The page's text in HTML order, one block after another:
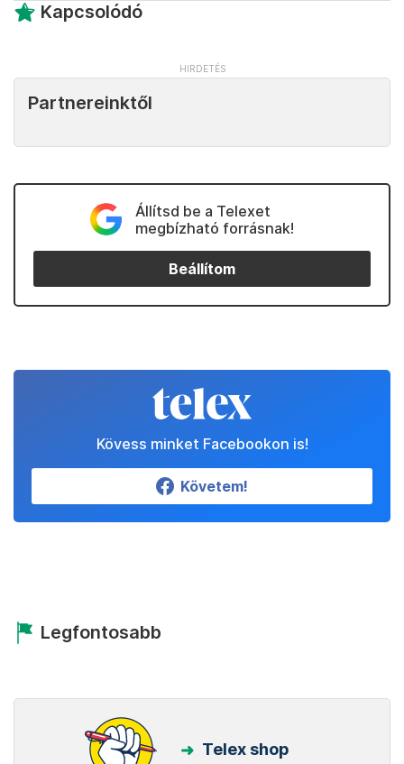
Kapcsolódó
Partnereinktől
Állítsd be a Telexet
megbízható forrásnak!
Beállítom
Kövess minket Facebookon is!
Követem!
Legfontosabb
Telex shop